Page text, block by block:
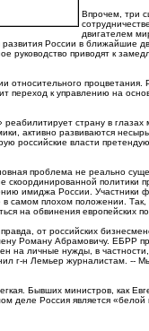
Впрочем, три
двигателем
России в ближайшие
приводят к
процветания.
переход к управлению на
страну в
активно развиваются
власти
проблема не реально
скоординированной
имиджа России. Участники
самом плохом положении.
на обвинения европейских
от российских
Роману Абрамовичу. ЕБРР
личные нужды, в частности,
г-н Лемьер журналистам.
Бывших министров, как
деле Россия является